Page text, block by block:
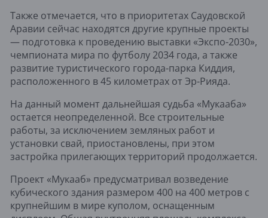
Также отмечается, что в приоритетах Саудовской
Аравии сейчас находятся другие крупные проекты
— подготовка к проведению выставки «Экспо-2030»,
чемпионата мира по футболу 2034 года, а также
развитие туристического города-парка Киддия,
расположенного в 45 километрах от Эр-Рияда.
На данный момент дальнейшая судьба «Мукааба»
остается неопределенной. Все строительные
работы, за исключением земляных работ и
установки свай, приостановлены, при этом
застройка прилегающих территорий продолжается.
Проект «Мукааб» предусматривал возведение
кубического здания размером 400 на 400 метров с
крупнейшим в мире куполом, оснащенным